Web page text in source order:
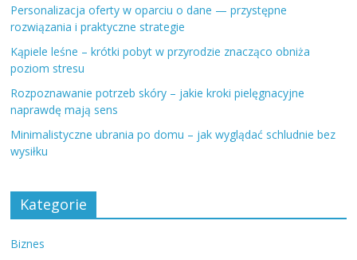
Personalizacja oferty w oparciu o dane — przystępne
rozwiązania i praktyczne strategie
Kąpiele leśne – krótki pobyt w przyrodzie znacząco obniża
poziom stresu
Rozpoznawanie potrzeb skóry – jakie kroki pielęgnacyjne
naprawdę mają sens
Minimalistyczne ubrania po domu – jak wyglądać schludnie bez
wysiłku
Kategorie
Biznes